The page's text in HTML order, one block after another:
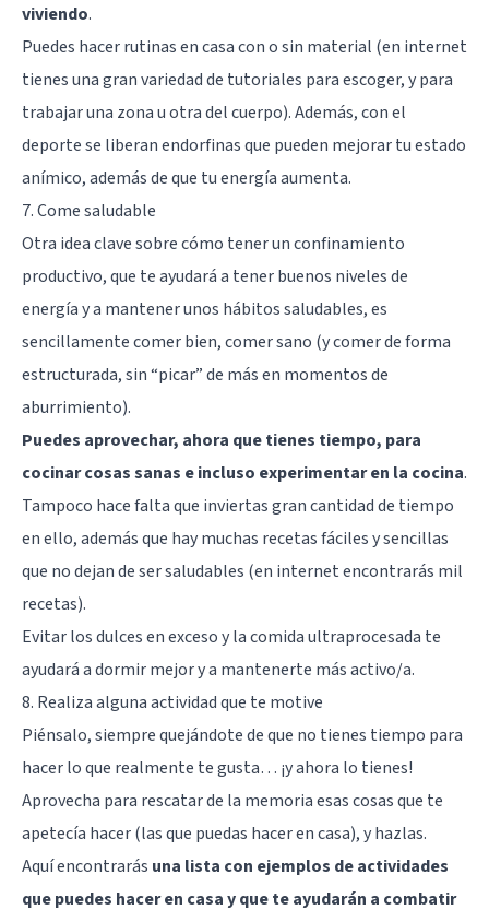
viviendo.
Puedes hacer rutinas en casa con o sin material (en internet
tienes una gran variedad de tutoriales para escoger, y para
trabajar una zona u otra del cuerpo). Además, con el
deporte se liberan endorfinas que pueden mejorar tu estado
anímico, además de que tu energía aumenta.
7. Come saludable
Otra idea clave sobre cómo tener un confinamiento
productivo, que te ayudará a tener buenos niveles de
energía y a mantener unos hábitos saludables, es
sencillamente comer bien, comer sano (y comer de forma
estructurada, sin “picar” de más en momentos de
aburrimiento).
Puedes aprovechar, ahora que tienes tiempo, para
cocinar cosas sanas e incluso experimentar en la cocina.
Tampoco hace falta que inviertas gran cantidad de tiempo
en ello, además que hay muchas recetas fáciles y sencillas
que no dejan de ser saludables (en internet encontrarás mil
recetas).
Evitar los dulces en exceso y la comida ultraprocesada te
ayudará a dormir mejor y a mantenerte más activo/a.
8. Realiza alguna actividad que te motive
Piénsalo, siempre quejándote de que no tienes tiempo para
hacer lo que realmente te gusta… ¡y ahora lo tienes!
Aprovecha para rescatar de la memoria esas cosas que te
apetecía hacer (las que puedas hacer en casa), y hazlas.
Aquí encontrarás una lista con ejemplos de actividades
que puedes hacer en casa y que te ayudarán a combatir